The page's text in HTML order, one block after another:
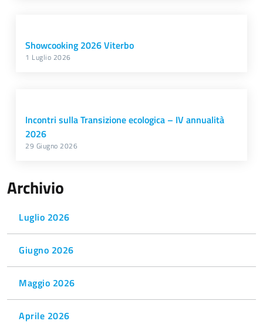
Showcooking 2026 Viterbo
1 Luglio 2026
Incontri sulla Transizione ecologica – IV annualità
2026
29 Giugno 2026
Archivio
Luglio 2026
Giugno 2026
Maggio 2026
Aprile 2026